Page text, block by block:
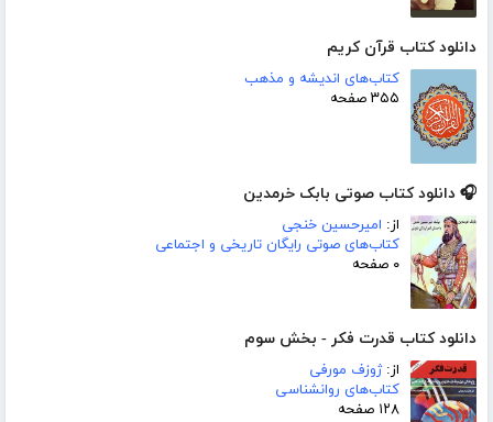
دانلود کتاب قرآن کریم
کتاب‌های اندیشه و مذهب
۳۵۵ صفحه
🎧 دانلود کتاب صوتی بابک خرمدین
از: امیرحسین خنجی
کتاب‌های صوتی رایگان تاریخی و اجتماعی
۰ صفحه
دانلود کتاب قدرت فکر - بخش سوم
از:ژوزف مورفی
کتاب‌های روانشناسی
۱۲۸ صفحه